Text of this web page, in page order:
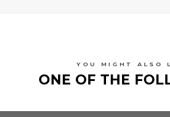
YOU MIGHT ALSO
ONE OF THE